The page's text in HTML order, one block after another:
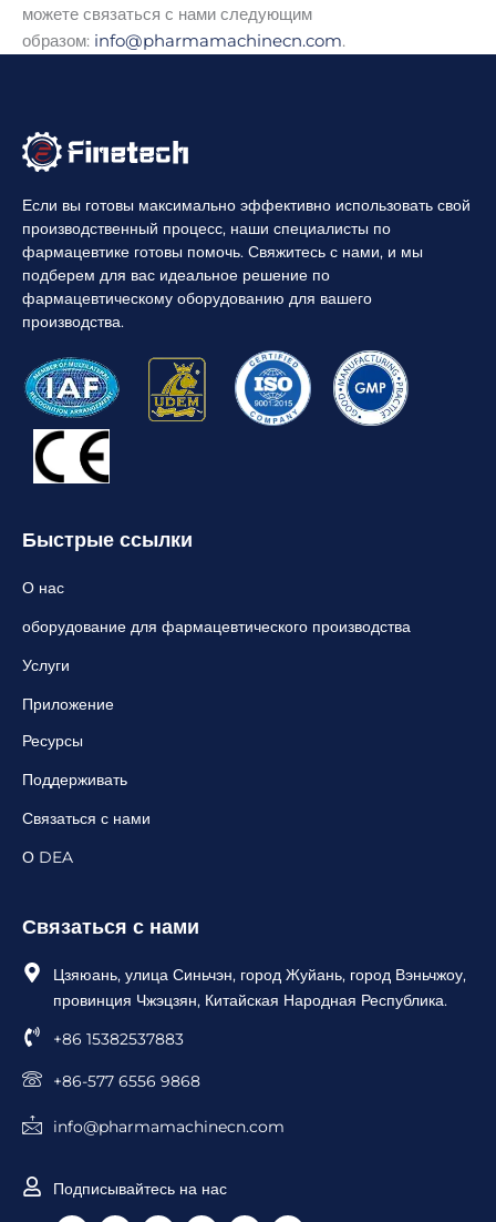
можете связаться с нами следующим
образом: info@pharmamachinecn.com.
Если вы готовы максимально эффективно использовать свой
производственный процесс, наши специалисты по
фармацевтике готовы помочь. Свяжитесь с нами, и мы
подберем для вас идеальное решение по
фармацевтическому оборудованию для вашего
производства.
Быстрые ссылки
О нас
оборудование для фармацевтического производства
Услуги
Приложение
Ресурсы
Поддерживать
Связаться с нами
О DEA
Связаться с нами
Цзяюань, улица Синьчэн, город Жуйань, город Вэньчжоу,
провинция Чжэцзян, Китайская Народная Республика.
+86 15382537883
+86-577 6556 9868
info@pharmamachinecn.com
Подписывайтесь на нас